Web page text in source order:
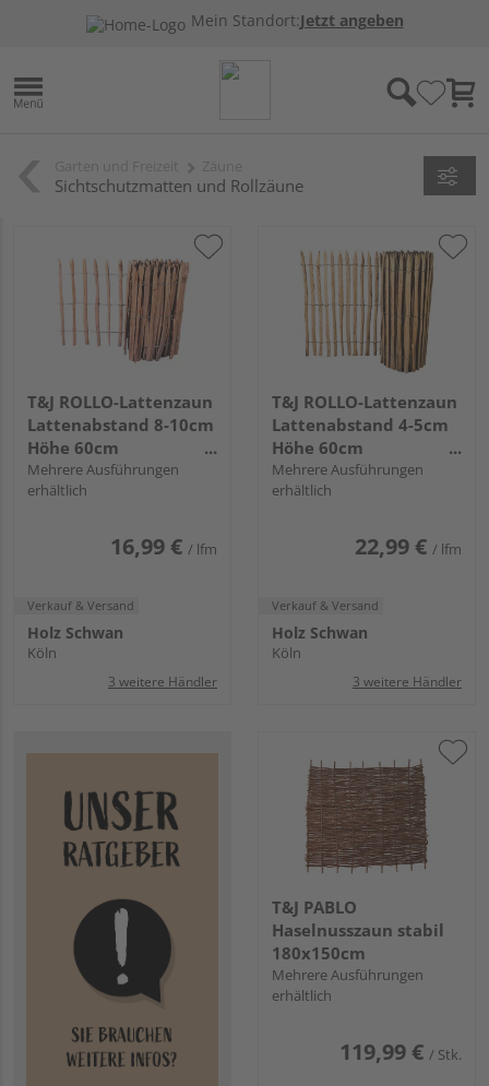
Mein Standort:Jetzt angeben
Sichtschutzmatten und Rollzäune
T&J ROLLO-Lattenzaun
Lattenabstand 8-10cm
Höhe 60cm
Rollenlänge 10m
Mehrere Ausführungen
erhältlich
16,99 € / lfm
Verkauf & Versand
Holz Schwan
Köln
3 weitere Händler
T&J ROLLO-Lattenzaun
Lattenabstand 4-5cm
Höhe 60cm
Rollenlänge 5 m
Mehrere Ausführungen
erhältlich
22,99 € / lfm
Verkauf & Versand
Holz Schwan
Köln
3 weitere Händler
T&J PABLO
Haselnusszaun stabil
180x150cm
Mehrere Ausführungen
erhältlich
119,99 € / Stk.